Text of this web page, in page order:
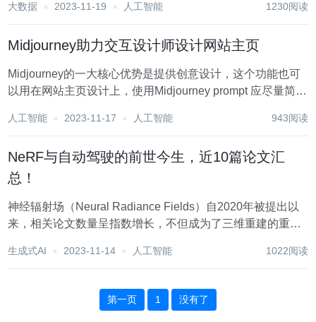
一张照片，搞一段语音，合成照片和语音，同时让照片...
大数据 2023-11-19 人工智能 1230阅读
Midjourney助力交互设计师设计网站主页
Midjourney的一大核心优势是提供创意设计，这个功能也可
以用在网站主页设计上，使用Midjourney prompt 应尽量简
for..."开头即可...
人工智能 2023-11-17 人工智能 943阅读
NeRF与自动驾驶的前世今生，近10篇论文汇
总！
神经辐射场（Neural Radiance Fields）自2020年被提出以
来，相关论文数量呈指数增长，不但成为了三维重建的重要
NeRF这两年异军突起，主要因为它跳过了传统CV重建
生成式AI 2023-11-14 人工智能 1022阅读
第一页 1 没有了